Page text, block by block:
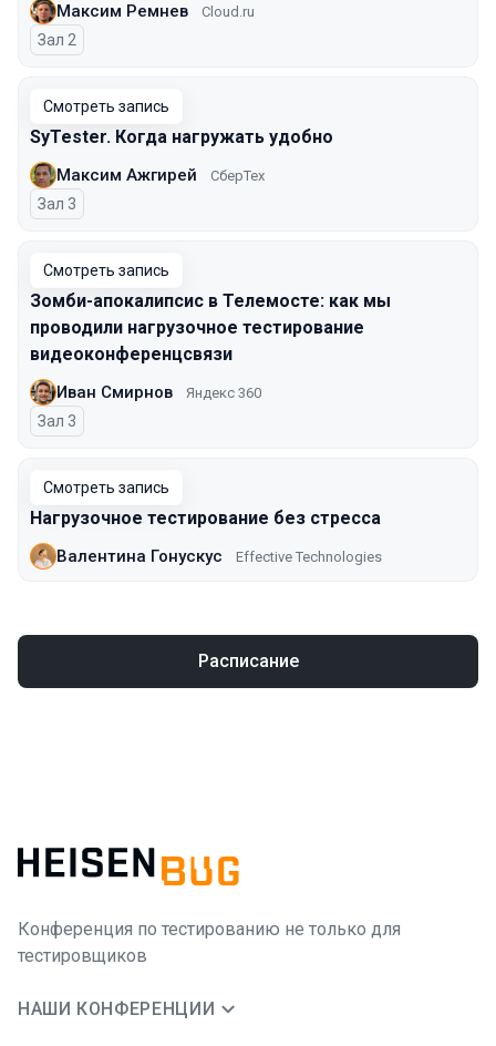
Максим Ремнев Cloud.ru
Зал 2
Смотреть запись
SyTester. Когда нагружать удобно
Максим Ажгирей СберТех
Зал 3
Смотреть запись
Зомби-апокалипсис в Телемосте: как мы
проводили нагрузочное тестирование
видеоконференцсвязи
Иван Смирнов Яндекс 360
Зал 3
Смотреть запись
Нагрузочное тестирование без стресса
Валентина Гонускус Effective Technologies
Расписание
Конференция по тестированию не только для
тестировщиков
НАШИ КОНФЕРЕНЦИИ